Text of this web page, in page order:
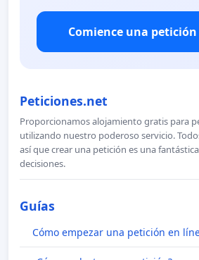
Comience una
Peticiones.net
Proporcionamos alojamiento gratis para
utilizando nuestro poderoso servicio.
así que crear una petición es una
decisiones.
Guías
Cómo empezar una petición en